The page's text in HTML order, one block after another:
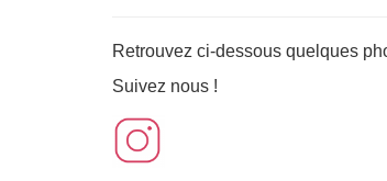
Retrouvez ci-dessous quelques
Suivez nous !